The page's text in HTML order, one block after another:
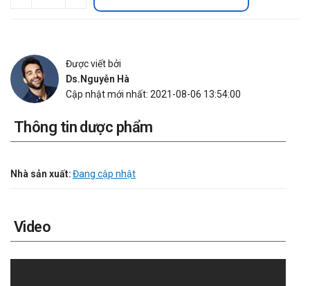
Được viết bởi
Ds.Nguyễn Hà
Cập nhật mới nhất: 2021-08-06 13:54:00
Thông tin dược phẩm
Nhà sản xuất:Đang cập nhật
Video